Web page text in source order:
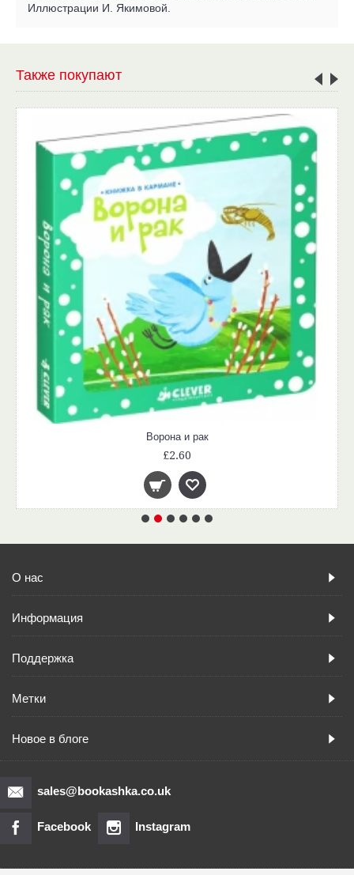
Иллюстрации И. Якимовой.
Также покупают
Ворона и рак
£2.60
О нас
Информация
Поддержка
Метки
Новое в блоге
sales@bookashka.co.uk
Facebook Instagram